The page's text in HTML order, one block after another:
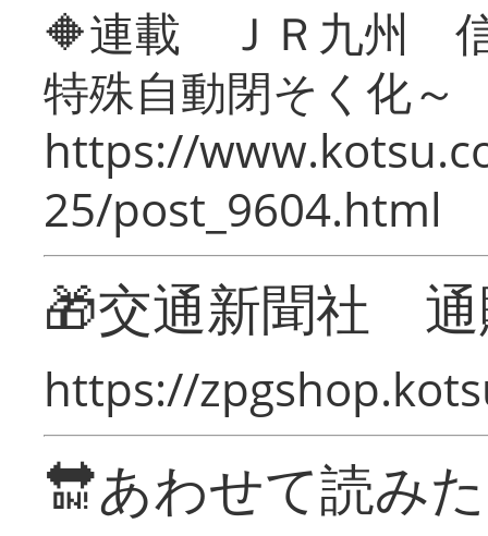
🔶連載 ＪＲ九州 信
特殊自動閉そく化～
https://
25/post_9604.html
🎁交通新聞社
https://
🔛あわせて読み